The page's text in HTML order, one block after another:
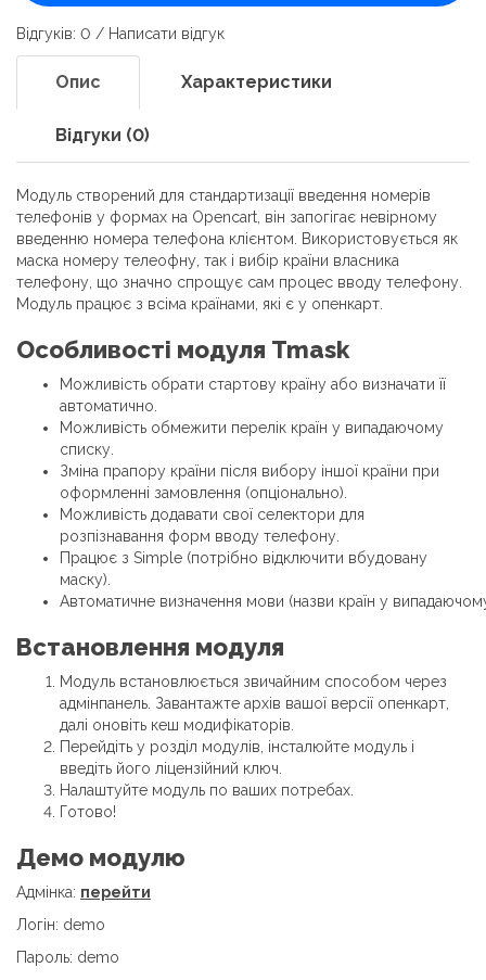
Відгуків: 0 / Написати відгук
Опис Характеристики
Відгуки (0)
Модуль створений для стандартизації введення номерів
телефонів у формах на Opencart, він запогігає невірному
введенню номера телефона клієнтом. Використовується як
маска номеру телеофну, так і вибір країни власника
телефону, що значно спрощує сам процес вводу телефону.
Модуль працює з всіма країнами, які є у опенкарт.
Особливості модуля Tmask
Можливість обрати стартову країну або визначати її
автоматично.
Можливість обмежити перелік країн у випадаючому
списку.
Зміна прапору країни після вибору іншої країни при
оформленні замовлення (опціонально).
Можливість додавати свої селектори для
розпізнавання форм вводу телефону.
Працює з Simple (потрібно відключити вбудовану
маску).
Автоматичне визначення мови (назви країн у
Встановлення модуля
Модуль встановлюється звичайним способом через
адмінпанель. Завантажте архів вашої версії опенкарт,
далі оновіть кеш модифікаторів.
Перейдіть у розділ модулів, інсталюйте модуль і
введіть його ліцензійний ключ.
Налаштуйте модуль по ваших потребах.
Готово!
Демо модулю
Адмінка: перейти
Логін: demo
Пароль: demo